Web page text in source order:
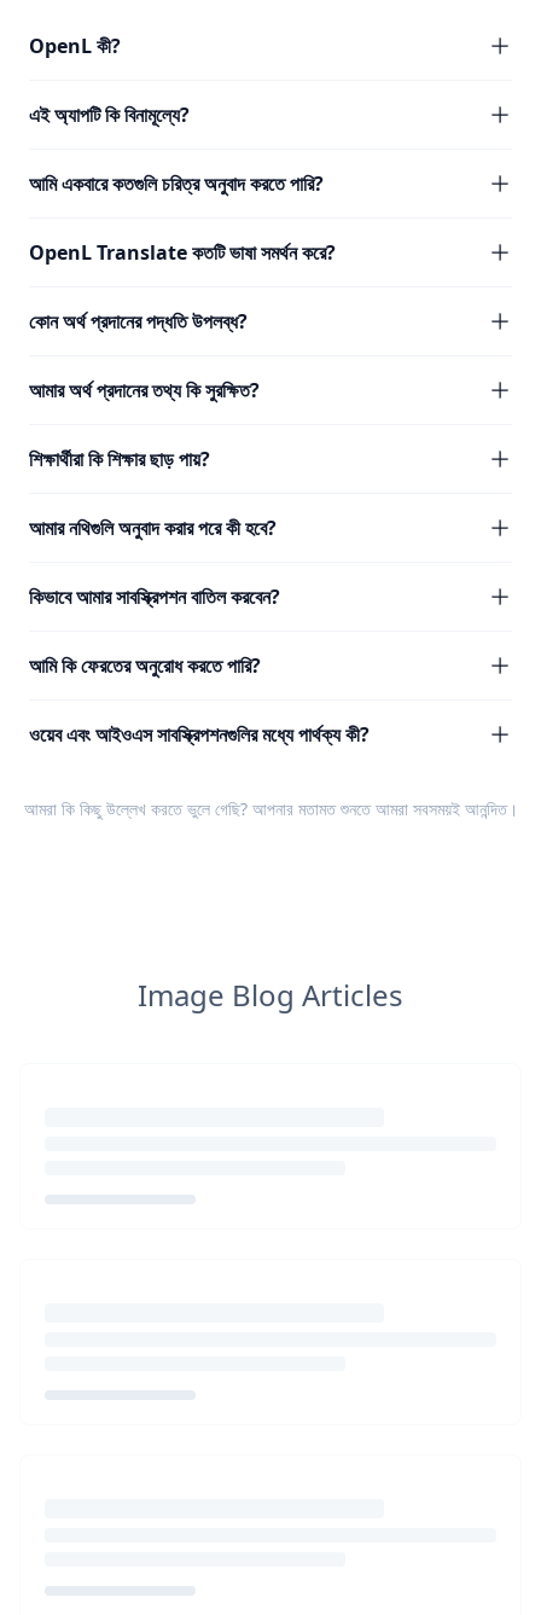
OpenL কী?
এই অ্যাপটি কি বিনামূল্যে?
আমি একবারে কতগুলি চরিত্র অনুবাদ করতে পারি?
OpenL Translate কতটি ভাষা সমর্থন করে?
কোন অর্থ প্রদানের পদ্ধতি উপলব্ধ?
আমার অর্থ প্রদানের তথ্য কি সুরক্ষিত?
শিক্ষার্থীরা কি শিক্ষার ছাড় পায়?
আমার নথিগুলি অনুবাদ করার পরে কী হবে?
কিভাবে আমার সাবস্ক্রিপশন বাতিল করবেন?
আমি কি ফেরতের অনুরোধ করতে পারি?
ওয়েব এবং আইওএস সাবস্ক্রিপশনগুলির মধ্যে পার্থক্য কী?
আমরা কি কিছু উল্লেখ করতে ভুলে গেছি? আপনার মতামতশুনতে আমরা সবসময়ই আনন্দিত।
Image Blog Articles